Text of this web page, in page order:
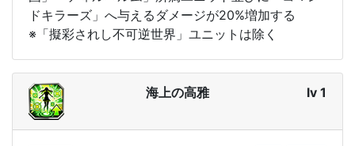
ドキラーズ」へ与えるダメージが20%増加する
※「擬彩されし不可逆世界」ユニットは除く
海上の高雅 lv 1